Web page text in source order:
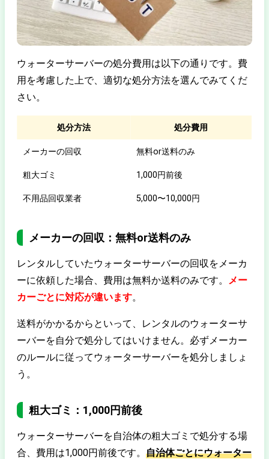
ウォーターサーバーの処分費用は以下の通りです。費
用を考慮した上で、適切な処分方法を選んでみてくだ
さい。
処分方法 処分費用
メーカーの回収 無料or送料のみ
粗大ゴミ 1,000円前後
不用品回収業者 5,000〜10,000円
メーカーの回収：無料or送料のみ
レンタルしていたウォーターサーバーの回収をメーカ
ーに依頼した場合、費用は無料か送料のみです。
メー
カーごとに対応が違います。
送料がかかるからといって、レンタルのウォーターサ
ーバーを自分で処分してはいけません。必ずメーカー
のルールに従ってウォーターサーバーを処分しましょ
う。
粗大ゴミ：1,000円前後
ウォーターサーバーを自治体の粗大ゴミで処分する場
合、費用は1,000円前後です。 自治体ごとにウォーター